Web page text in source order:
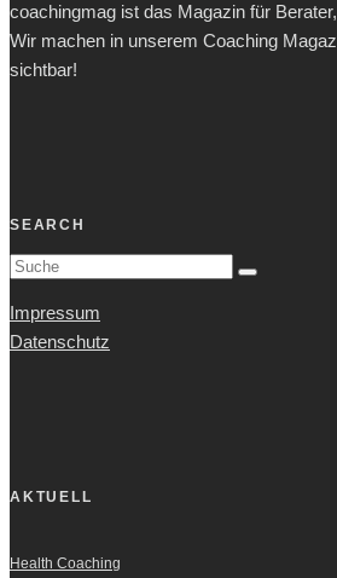
coachingmag ist das Magazin für
Wir machen in unserem Coaching
sichtbar!
SEARCH
Impressum
Datenschutz
AKTUELL
Health Coaching